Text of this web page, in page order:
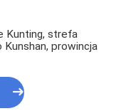
Kunting, strefa
prowincja